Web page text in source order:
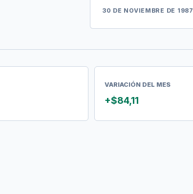
30 DE NOVIEMBRE DE 1987
VARIACIÓN DEL MES
+$84,11